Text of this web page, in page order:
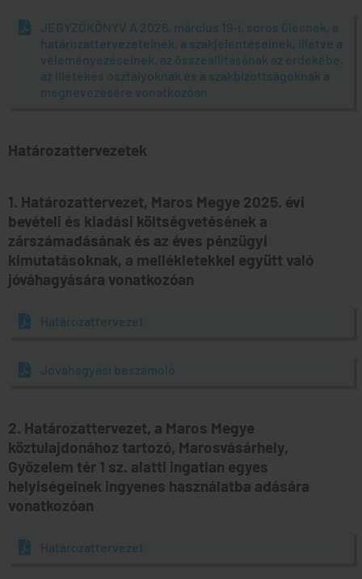
JEGYZŐKÖNYV A 2026. március 19-i, soros ülésnek, a
határozattervezeteinek, a szakjelentéseinek, illetve a
véleményezéseinek, az összeállításának az érdekébe,
az illetékes osztályoknak és a szakbizottságoknak a
megnevezésére vonatkozóan
Határozattervezetek
1. Határozattervezet, Maros Megye 2025. évi
bevételi és kiadási költségvetésének a
zárszámadásának és az éves pénzügyi
kimutatásoknak, a mellékletekkel együtt való
jóváhagyására vonatkozóan
Határozattervezet
Jóváhagyási beszámoló
2. Határozattervezet, a Maros Megye
köztulajdonához tartozó, Marosvásárhely,
Győzelem tér 1 sz. alatti ingatlan egyes
helyiségeinek ingyenes használatba adására
vonatkozóan
Határozattervezet